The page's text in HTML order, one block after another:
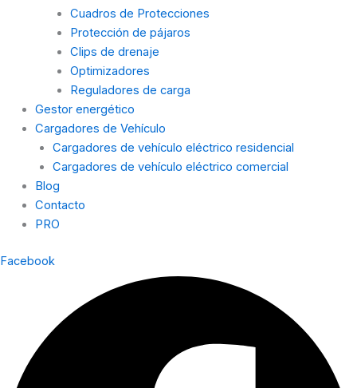
Cuadros de Protecciones
Protección de pájaros
Clips de drenaje
Optimizadores
Reguladores de carga
Gestor energético
Cargadores de Vehículo
Cargadores de vehículo eléctrico residencial
Cargadores de vehículo eléctrico comercial
Blog
Contacto
PRO
Facebook